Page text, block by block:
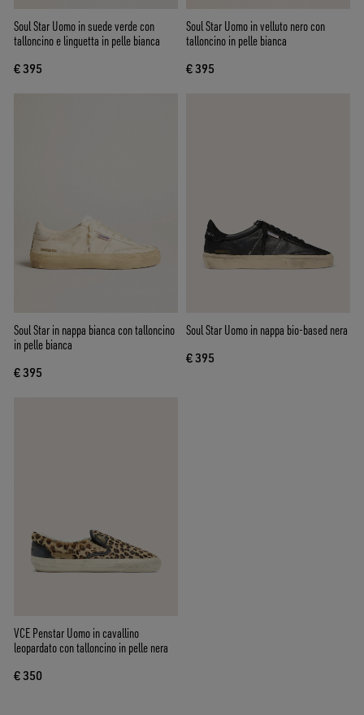
Soul Star Uomo in suede verde con
talloncino e linguetta in pelle bianca
€ 395
Soul Star Uomo in velluto nero con
talloncino in pelle bianca
€ 395
Soul Star in nappa bianca con talloncino
in pelle bianca
€ 395
Soul Star Uomo in nappa bio-based nera
€ 395
VCE Penstar Uomo in cavallino
leopardato con talloncino in pelle nera
€ 350